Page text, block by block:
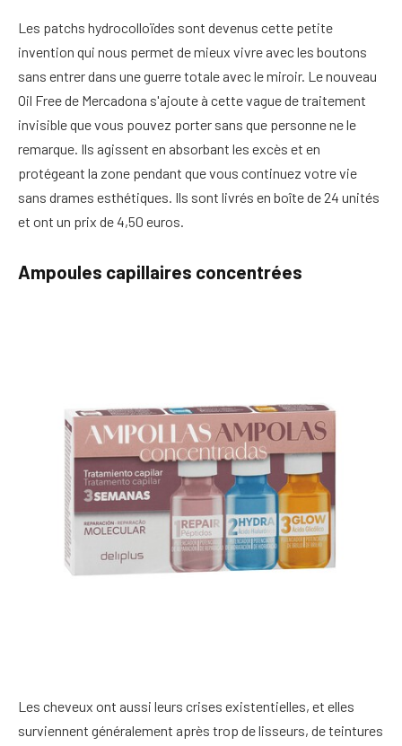
Les patchs hydrocolloïdes sont devenus cette petite
invention qui nous permet de mieux vivre avec les boutons
sans entrer dans une guerre totale avec le miroir. Le nouveau
Oil Free de Mercadona s'ajoute à cette vague de traitement
invisible que vous pouvez porter sans que personne ne le
remarque. Ils agissent en absorbant les excès et en
protégeant la zone pendant que vous continuez votre vie
sans drames esthétiques. Ils sont livrés en boîte de 24 unités
et ont un prix de 4,50 euros.
Ampoules capillaires concentrées
Les cheveux ont aussi leurs crises existentielles, et elles
surviennent généralement après trop de lisseurs, de teintures